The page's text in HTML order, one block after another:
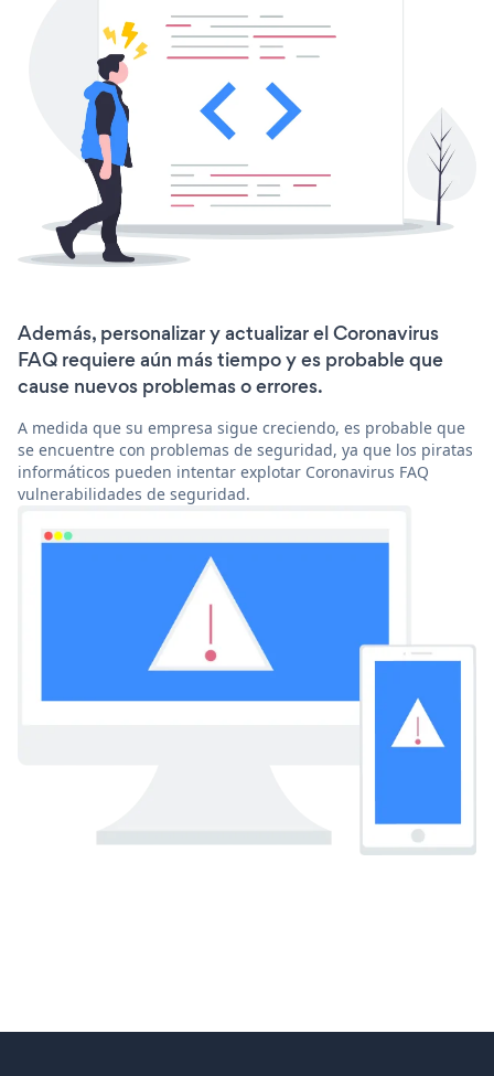
Además, personalizar y actualizar el Coronavirus
FAQ requiere aún más tiempo y es probable que
cause nuevos problemas o errores.
A medida que su empresa sigue creciendo, es probable que
se encuentre con problemas de seguridad, ya que los piratas
informáticos pueden intentar explotar Coronavirus FAQ
vulnerabilidades de seguridad.